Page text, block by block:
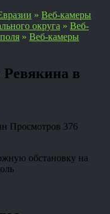
» Веб-камеры
округа » Веб-
» Веб-камеры
в
Просмотров 376
обстановку на